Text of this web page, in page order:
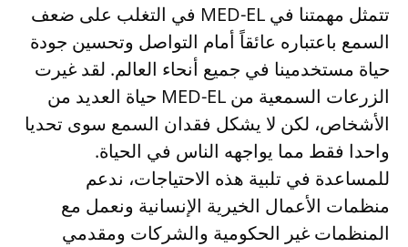
تتمثل مهمتنا في MED-EL في التغلب على ضعف
السمع باعتباره عائقاً أمام التواصل وتحسين جودة
حياة مستخدمينا في جميع أنحاء العالم. لقد غيرت
الزرعات السمعية من MED-EL حياة العديد من
الأشخاص، لكن لا يشكل فقدان السمع سوى تحديا
واحدا فقط مما يواجهه الناس في الحياة.
للمساعدة في تلبية هذه الاحتياجات، ندعم
منظمات الأعمال الخيرية الإنسانية ونعمل مع
المنظمات غير الحكومية والشركات ومقدمي